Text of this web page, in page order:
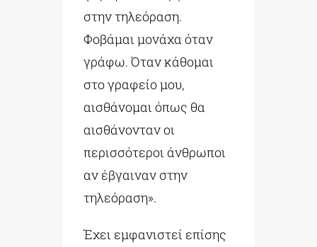
στην τηλεόραση.
Φοβάμαι μονάχα όταν
γράφω. Όταν κάθομαι
στο γραφείο μου,
αισθάνομαι όπως θα
αισθάνονταν οι
περισσότεροι άνθρωποι
αν έβγαιναν στην
τηλεόραση».
Έχει εμφανιστεί επίσης